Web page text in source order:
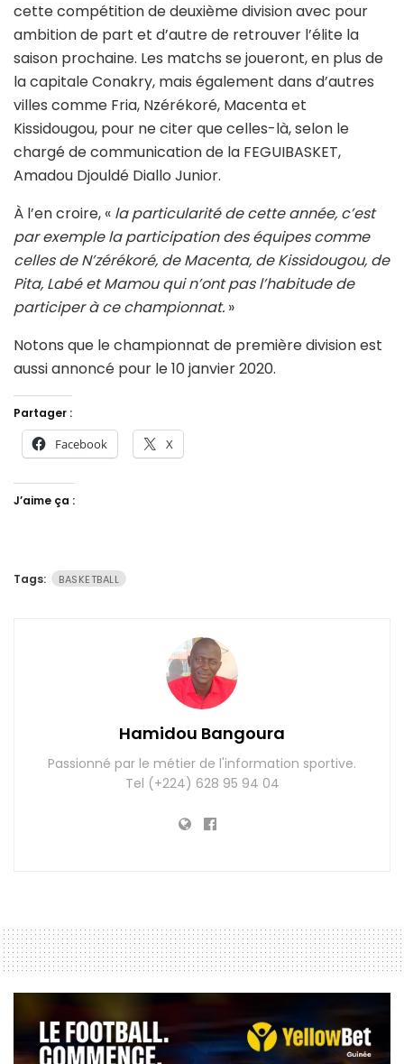
cette compétition de deuxième division avec pour
ambition de part et d’autre de retrouver l’élite la
saison prochaine. Les matchs se joueront, en plus de
la capitale Conakry, mais également dans d’autres
villes comme Fria, Nzérékoré, Macenta et
Kissidougou, pour ne citer que celles-là, selon le
chargé de communication de la FEGUIBASKET,
Amadou Djouldé Diallo Junior.
À l’en croire, « la particularité de cette année, c’est
par exemple la participation des équipes comme
celles de N’zérékoré, de Macenta, de Kissidougou, de
Pita, Labé et Mamou qui n’ont pas l’habitude de
participer à ce championnat. »
Notons que le championnat de première division est
aussi annoncé pour le 10 janvier 2020.
Partager :
Facebook X
J’aime ça :
Tags: BASKETBALL
Hamidou Bangoura
Passionné par le métier de l'information sportive.
Tel (+224) 628 95 94 04